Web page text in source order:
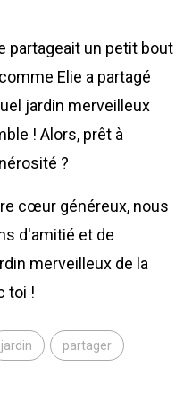
partageait un petit bout
Elie a partagé
jardin merveilleux
! Alors, prêt à
?
cœur généreux, nous
d'amitié et de
merveilleux de la
toi !
jardin partager